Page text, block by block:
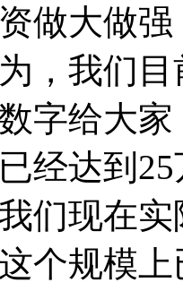
做大做
，我们
字给大
经达到
们现在
个规模